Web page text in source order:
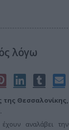
λόγω
της Θεσσαλονίκης,
αναλάβει την